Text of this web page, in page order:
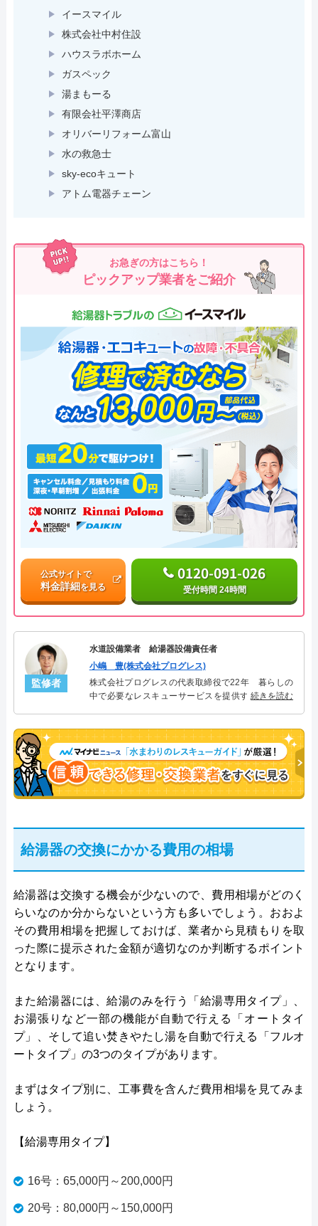
イースマイル
株式会社中村住設
ハウスラボホーム
ガスペック
湯まもーる
有限会社平澤商店
オリバーリフォーム富山
水の救急士
sky-ecoキュート
アトム電器チェーン
お急ぎの方はこちら！
ピックアップ業者をご紹介
公式サイトで
料金詳細を見る
0120-091-026
受付時間 24時間
監修者
水道設備業者 給湯器設備責任者
小嶋 豊(株式会社プログレス)
株式会社プログレスの代表取締役で22年 暮らしの
中で必要なレスキューサービスを提供する株式会社
決。多くのお客様に信頼される「給湯器」のスペシ
ャリスト。
続きを読む
給湯器の交換にかかる費用の相場
給湯器は交換する機会が少ないので、費用相場がどのく
らいなのか分からないという方も多いでしょう。おおよ
その費用相場を把握しておけば、業者から見積もりを取
った際に提示された金額が適切なのか判断するポイント
となります。
また給湯器には、給湯のみを行う「給湯専用タイプ」、
お湯張りなど一部の機能が自動で行える「オートタイ
プ」、そして追い焚きやたし湯を自動で行える「フルオ
ートタイプ」の3つのタイプがあります。
まずはタイプ別に、工事費を含んだ費用相場を見てみま
しょう。
【給湯専用タイプ】
16号：65,000円～200,000円
20号：80,000円～150,000円